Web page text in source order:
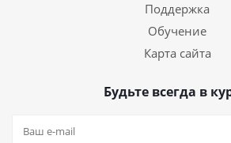
Поддержка
Обучение
Карта сайта
Будьте всегда в